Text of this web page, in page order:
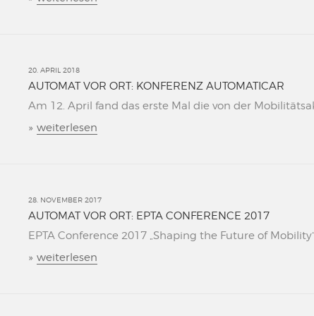
20. APRIL 2018
AUTOMAT VOR ORT: KONFERENZ AUTOMATICAR
Am 12. April fand das erste Mal die von der
» weiterlesen
28. NOVEMBER 2017
AUTOMAT VOR ORT: EPTA CONFERENCE 2017
EPTA Conference 2017 „Shaping the Future of
» weiterlesen